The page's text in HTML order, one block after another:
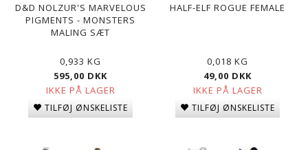
D&D NOLZUR'S MARVELOUS
PIGMENTS - MONSTERS
MALING SÆT
0,933 KG
595,00 DKK
IKKE PÅ LAGER
TILFØJ ØNSKELISTE
HALF-ELF ROGUE FEMALE
0,018 KG
49,00 DKK
IKKE PÅ LAGER
TILFØJ ØNSKELISTE